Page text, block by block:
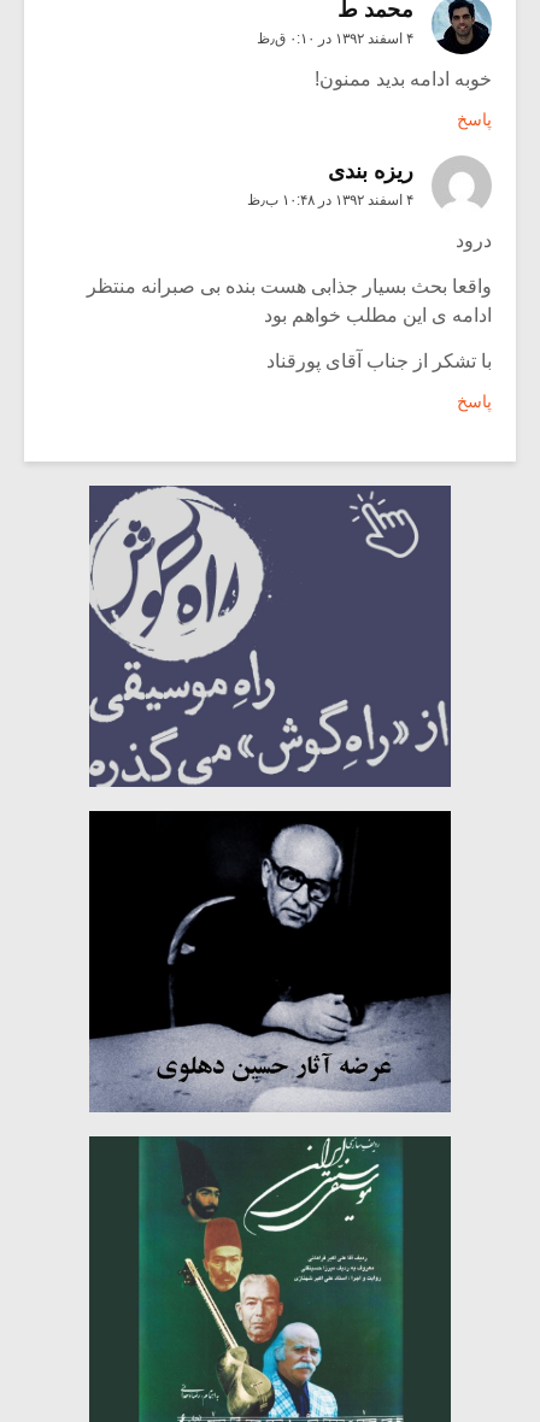
محمد ط
۴ اسفند ۱۳۹۲ در ۰:۱۰ ق٫ظ
خوبه ادامه بدید ممنون!
پاسخ
ریزه بندی
۴ اسفند ۱۳۹۲ در ۱۰:۴۸ ب٫ظ
درود
واقعا بحث بسیار جذابی هست بنده بی صبرانه منتظر
ادامه ی این مطلب خواهم بود
با تشکر از جناب آقای پورقناد
پاسخ